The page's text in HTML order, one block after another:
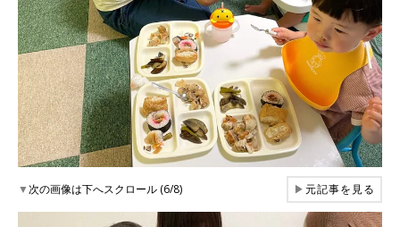
▼次の画像は下へスクロール (6/8) ▶元記事を見る